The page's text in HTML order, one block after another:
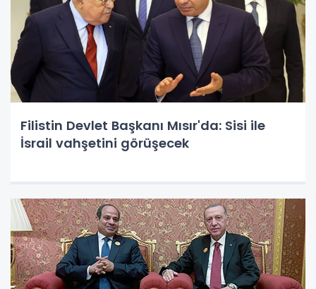
Filistin Devlet Başkanı Mısır'da: Sisi ile
İsrail vahşetini görüşecek